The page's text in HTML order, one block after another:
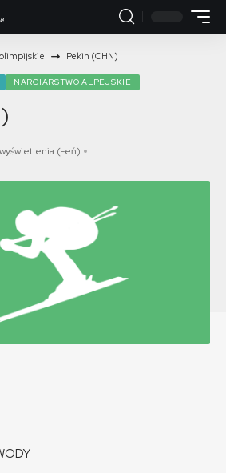
Pekin (CHN)
NARCIARSTWO ALPEJSKIE
wyświetlenia (-eń)